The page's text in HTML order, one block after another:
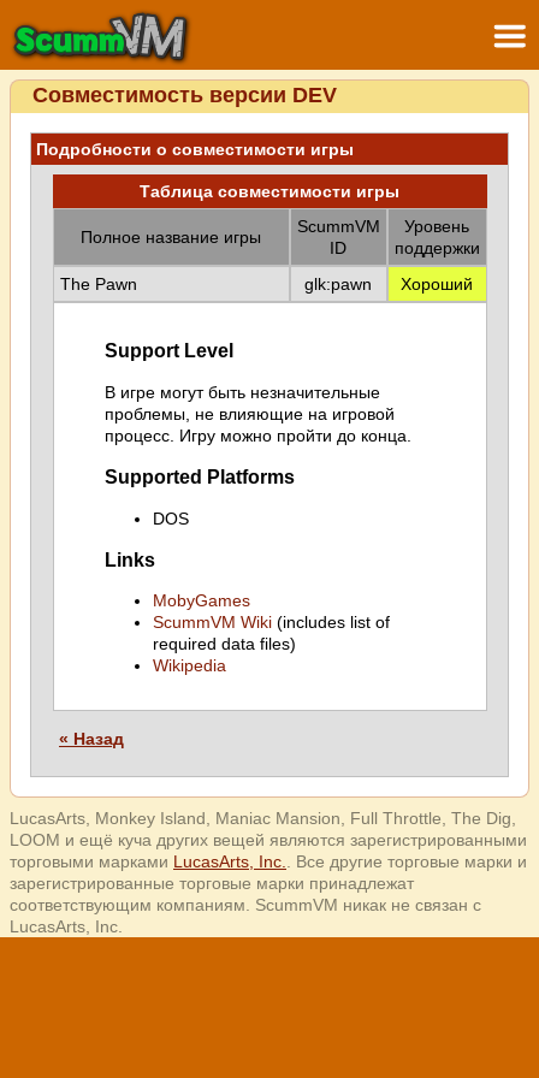
Совместимость версии DEV
Подробности о совместимости игры
Таблица совместимости игры
Полное название игры
ScummVM
ID
Уровень
поддержки
The Pawn
glk:pawn Хороший
Support Level
В игре могут быть незначительные
проблемы, не влияющие на игровой
процесс. Игру можно пройти до конца.
Supported Platforms
DOS
Links
MobyGames
ScummVM Wiki(includes list of
required data files)
Wikipedia
« Назад
LucasArts, Monkey Island, Maniac Mansion, Full Throttle, The Dig,
LOOM и ещё куча других вещей являются зарегистрированными
торговыми марками LucasArts, Inc.
. Все другие торговые марки и
зарегистрированные торговые марки принадлежат
соответствующим компаниям. ScummVM никак не связан с
LucasArts, Inc.